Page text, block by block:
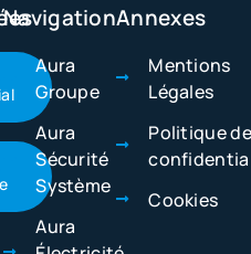
Navigation
Aura
Groupe
Aura
Sécurité
Système
Aura
Annexes
Mentions
Légales
Politique de
Cookies